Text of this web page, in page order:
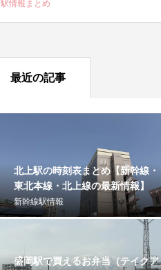
駅情報まとめ
最近の記事
北上駅の時刻表まとめ【新幹線・
東北本線・北上線の最新情報】
新幹線駅情報
盛岡駅で買えるお弁当（テイクア